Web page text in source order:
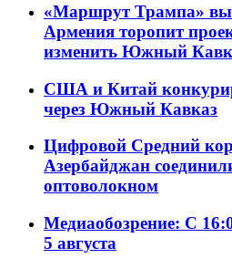
«Маршрут Трампа»
Армения торопит
изменить Южный
США и Китай
через Южный Кавказ
Цифровой Средний
Азербайджан
оптоволокном
Медиаобозрение: С
5 августа